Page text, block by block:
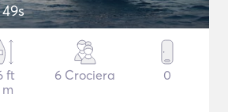
ft
m
6 Crociera 0